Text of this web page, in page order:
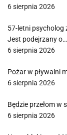
6 sierpnia 2026
57-letni
Jest podejrzany o…
6 sierpnia 2026
Pożar w pływalni
6 sierpnia 2026
Będzie przełom w
6 sierpnia 2026